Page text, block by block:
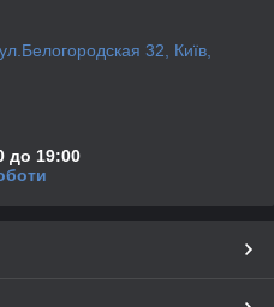
32, Київ,
до 19:00